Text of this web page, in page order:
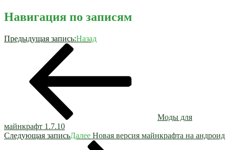
Навигация по записям
Предыдущая запись:Назад
Моды для
майнкрафт 1.7.10
Следующая записьДалее Новая версия майнкрафта на андроид